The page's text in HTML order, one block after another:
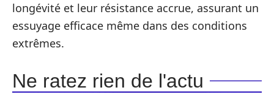
longévité et leur résistance accrue, assurant un
essuyage efficace même dans des conditions
extrêmes.
Ne ratez rien de l'actu